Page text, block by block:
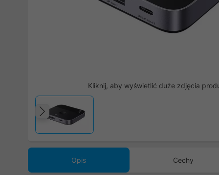
Kliknij, aby wyświetlić duże zdjęcia
Poprzedni
Opis Cechy